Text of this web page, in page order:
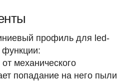
профиль для led-
механического
попадание на него пыли